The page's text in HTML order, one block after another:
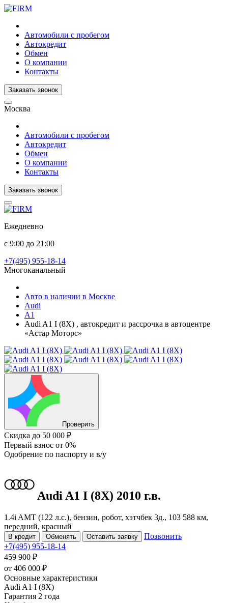
Автомобили с пробегом
Автокредит
Обмен
О компании
Контакты
Заказать звонок
Москва
Автомобили с пробегом
Автокредит
Обмен
О компании
Контакты
Заказать звонок
Ежедневно
с 9:00 до 21:00
+7(495) 955-18-14
Многоканальный
Авто в наличии в Москве
Audi
A1
Audi A1 I (8X) , автокредит и рассрочка в автоцентре
«Астар Моторс»
Проверить
Скидка до 50 000 ₽
Первый взнос от 0%
Одобрение по паспорту и в/у
Audi A1 I (8X) 2010 г.в.
1.4i AMT (122 л.с.), бензин, робот, хэтчбек 3д., 103 588 км,
передний, красный
В кредит Обменять Оставить заявку
Позвонить
+7(495) 955-18-14
459 900 ₽
от 406 000 ₽
Основные характеристики
Audi A1 I (8X)
Гарантия 2 года